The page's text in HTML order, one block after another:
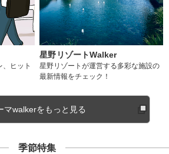
ヒット
星野リゾートWalker
星野リゾートが運営する多彩な施設の
最新情報をチェック！
マwalkerをもっと見る
季節特集